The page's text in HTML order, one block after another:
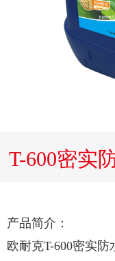
T-600密实
产品简介：
欧耐克T-600密实